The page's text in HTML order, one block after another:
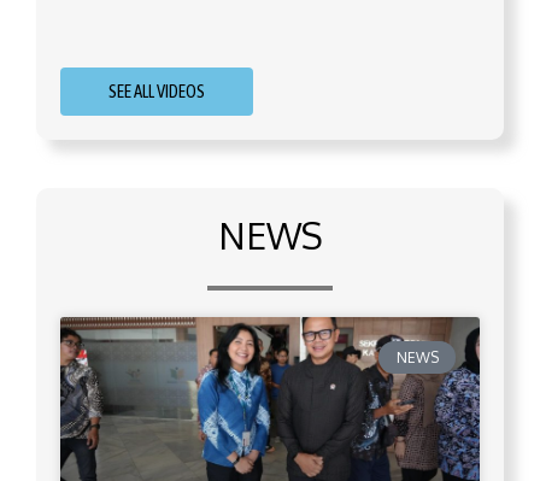
SEE ALL VIDEOS
NEWS
NEWS